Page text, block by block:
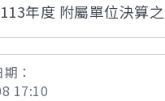
年度 附屬單位決算
：
17:10